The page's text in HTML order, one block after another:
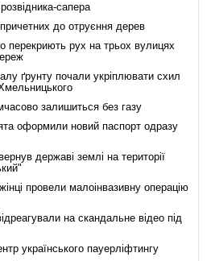
сапера
до отруєння дерев
перекриють рух на трьох вулицях
ґрунту почали укріплювати схил
залишиться без газу
оформили новий паспорт одразу
державі землі на території
провели малоінвазивну операцію
на скандальне відео під
українського пауерліфтингу